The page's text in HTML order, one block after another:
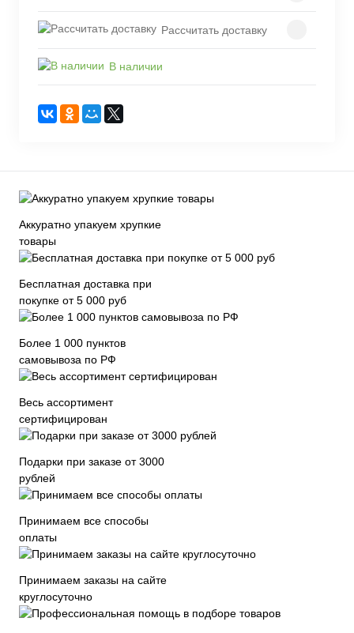
Рассчитать доставку
В наличии
Аккуратно упакуем хрупкие
товары
Бесплатная доставка при
покупке от 5 000 руб
Более 1 000 пунктов
самовывоза по РФ
Весь ассортимент
сертифицирован
Подарки при заказе от 3000
рублей
Принимаем все способы
оплаты
Принимаем заказы на сайте
круглосуточно